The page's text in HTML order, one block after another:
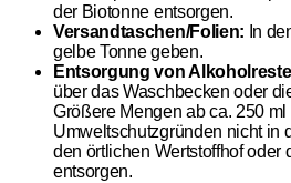
der Biotonne entsorgen.
Versandtaschen/Folien: In
gelbe Tonne geben.
Entsorgung von
über das Waschbecken oder
Größere Mengen ab ca. 250
Umweltschutzgründen nicht in
den örtlichen Wertstoffhof oder
entsorgen.